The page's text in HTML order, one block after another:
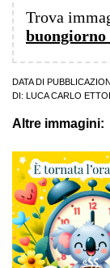
Trova
buongiorno
DATA DI
DI:
LUCA CARLO
Altre immagini: